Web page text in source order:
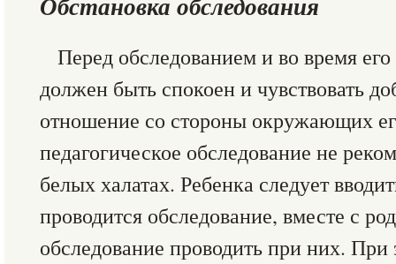
Перед обследованием и во время
должен быть спокоен и чувствовать
отношение со стороны окружающих
педагогическое обследование не
белых халатах. Ребенка следует
проводится обследование, вместе с
обследование проводить при них.